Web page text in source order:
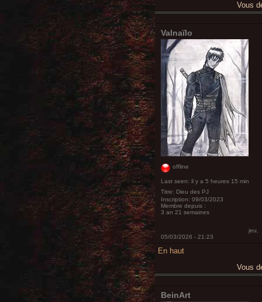
Vous
Valnaïlo
offline
Last seen: il y a 5 heures 15 min
Titre: Dieu des PJ
Inscription: 09/03/2023
Membre depuis :
3 an 21 semaines
jeu,
05/03/2026 - 21:23
En haut
Vous
BeinArt